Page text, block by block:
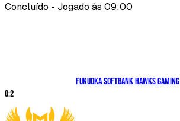
Concluído - Jogado às 09:00
Fukuoka SoftBank HAWKS gaming
0:2